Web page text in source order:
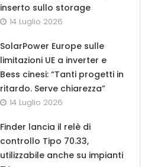
inserto sullo storage
14 Luglio 2026
SolarPower Europe sulle
limitazioni UE a inverter e
Bess cinesi: “Tanti progetti in
ritardo. Serve chiarezza”
14 Luglio 2026
Finder lancia il relè di
controllo Tipo 70.33,
utilizzabile anche su impianti